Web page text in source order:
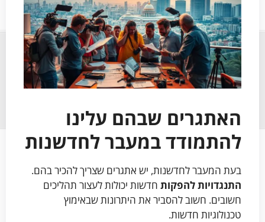
האתגרים שבהם עלינו
להתמודד במעבר לחדשנות
בעת המעבר לחדשנות, יש אתגרים שצריך להכיר בהם.
התנגדויות להפקות חדשות יכולות לעצור תהליכים
חשובים. חשוב להסביר את היתרונות שבאימוץ
טכנולוגיות חדשות.